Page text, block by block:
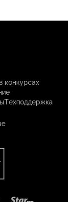
конкурсах
Техподдержка